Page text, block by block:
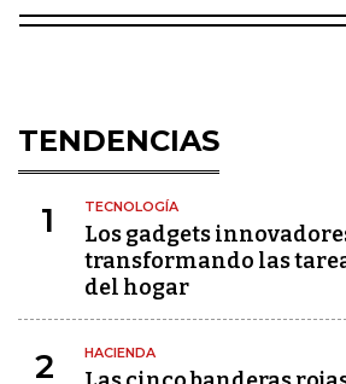
TENDENCIAS
1 TECNOLOGÍA
Los gadgets
transformando las
del hogar
2 HACIENDA